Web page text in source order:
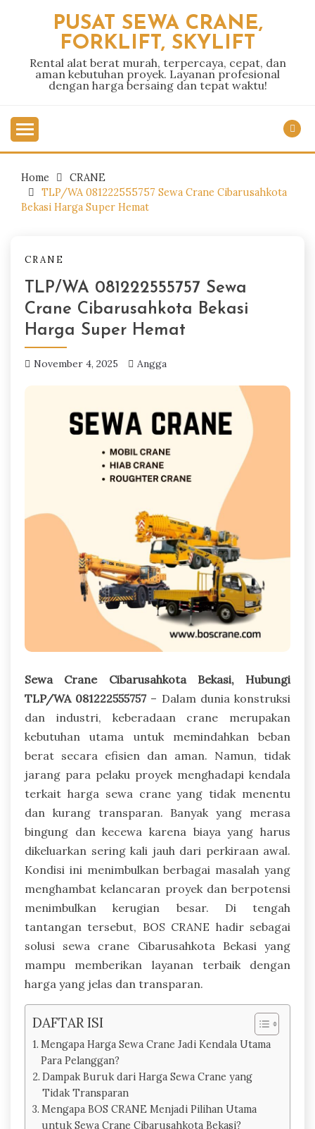
PUSAT SEWA CRANE,
FORKLIFT, SKYLIFT
Rental alat berat murah, terpercaya, cepat, dan
aman kebutuhan proyek. Layanan profesional
dengan harga bersaing dan tepat waktu!
Home
CRANE
TLP/WA 081222555757 Sewa Crane Cibarusahkota
Bekasi Harga Super Hemat
CRANE
TLP/WA 081222555757 Sewa
Crane Cibarusahkota Bekasi
Harga Super Hemat
November 4, 2025 Angga
Sewa Crane Cibarusahkota Bekasi, Hubungi
TLP/WA 081222555757– Dalam dunia konstruksi
dan industri, keberadaan crane merupakan
kebutuhan utama untuk memindahkan beban
berat secara efisien dan aman. Namun, tidak
jarang para pelaku proyek menghadapi kendala
terkait harga sewa crane yang tidak menentu
dan kurang transparan. Banyak yang merasa
bingung dan kecewa karena biaya yang harus
dikeluarkan sering kali jauh dari perkiraan awal.
Kondisi ini menimbulkan berbagai masalah yang
menghambat kelancaran proyek dan berpotensi
menimbulkan kerugian besar. Di tengah
tantangan tersebut, BOS CRANE hadir sebagai
solusi sewa crane Cibarusahkota Bekasi yang
mampu memberikan layanan terbaik dengan
harga yang jelas dan transparan.
DAFTAR ISI
Mengapa Harga Sewa Crane Jadi Kendala Utama
Para Pelanggan?
Dampak Buruk dari Harga Sewa Crane yang
Tidak Transparan
Mengapa BOS CRANE Menjadi Pilihan Utama
untuk Sewa Crane Cibarusahkota Bekasi?